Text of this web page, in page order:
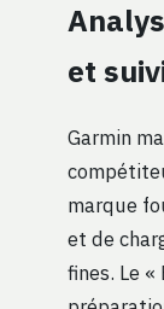
et
Garmin
marque
et de
fines. Le